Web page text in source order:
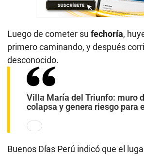
Luego de cometer su fechoría,
primero caminando, y después
desconocido.
Villa María del Triunfo: muro
colapsa y genera riesgo para
Buenos Días Perú indicó que el